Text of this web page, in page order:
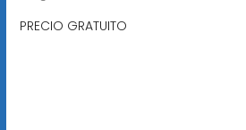
PRECIO GRATUITO